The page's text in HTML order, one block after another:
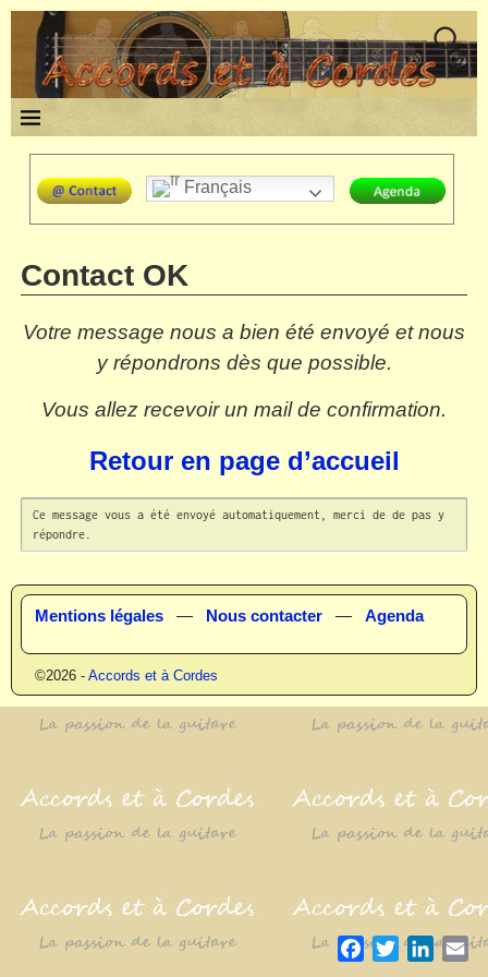
Français
Contact OK
Votre message nous a bien été envoyé et nous
y répondrons dès que possible.
Vous allez recevoir un mail de confirmation.
Retour en page d’accueil
Ce message vous a été envoyé automatiquement, merci de de pas y
répondre.
Mentions légales — Nous contacter — Agenda
©2026 - Accords et à Cordes
F
T
w
L
E